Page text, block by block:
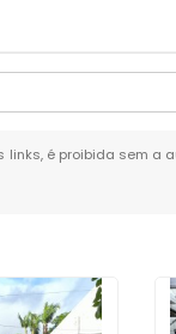
é proibida sem a